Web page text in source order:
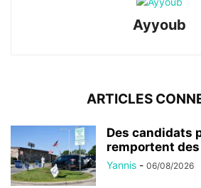
Ayyoub
ARTICLES
Des candidats
remportent
Yannis - 06/08/2026